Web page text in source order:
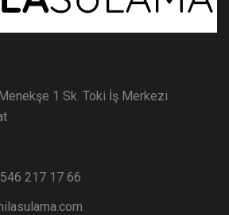
1 Sk. Toki İş Merkezi
217 17 66